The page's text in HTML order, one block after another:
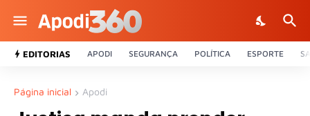
EDITORIAS APODI SEGURANÇA POLÍTICA ESPORTE
Página inicial Apodi